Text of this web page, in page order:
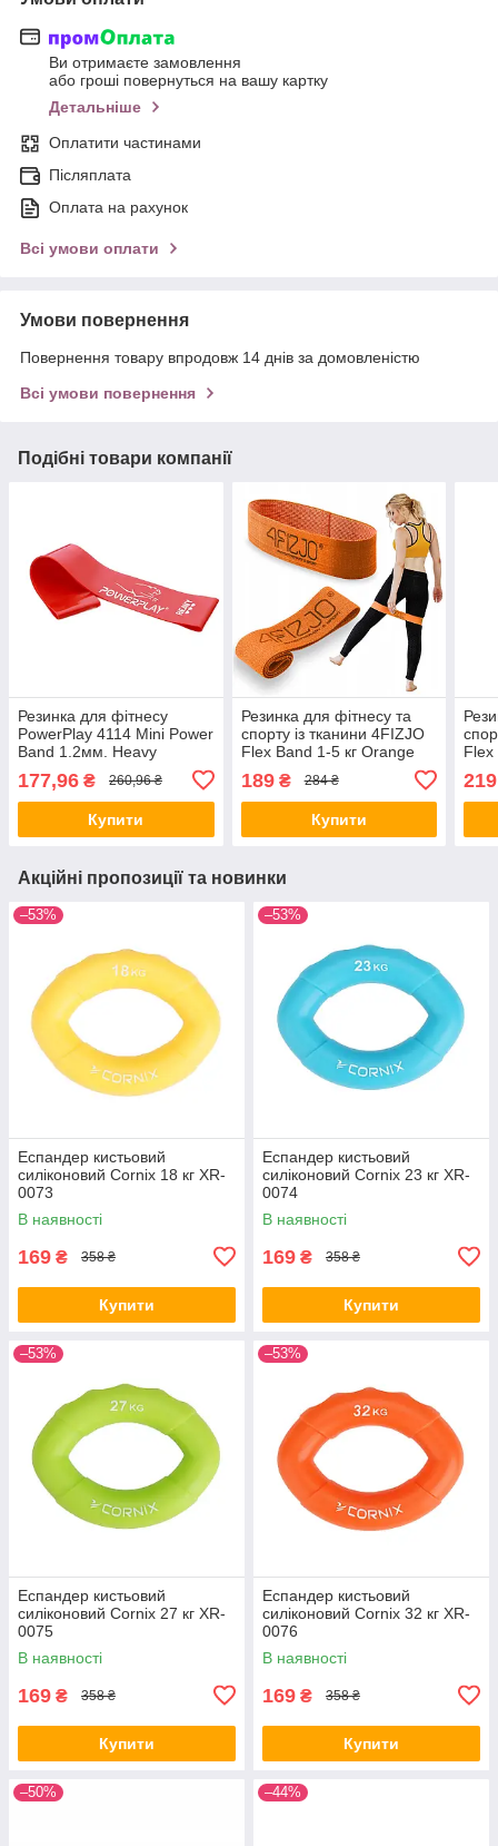
Ви отримаєте замовлення
або гроші повернуться на вашу картку
Детальніше
Оплатити частинами
Післяплата
Оплата на рахунок
Всі умови оплати
Умови повернення
Повернення товару впродовж 14 днів за домовленістю
Всі умови повернення
Подібні товари компанії
Резинка для фітнесу
PowerPlay 4114 Mini Power
Band 1.2мм. Heavy
177,96 ₴ 260,96 ₴
Купити
Резинка для фітнесу та
спорту із тканини 4FIZJO
Flex Band 1-5 кг Orange
189₴ 284 ₴
Купити
Flex
219
Акційні пропозиції та новинки
–53%
Еспандер кистьовий
силіконовий Cornix 18 кг XR-
0073
В наявності
169 ₴ 358 ₴
Купити
–53%
Еспандер кистьовий
силіконовий Cornix 23 кг XR-
0074
В наявності
169 ₴ 358 ₴
Купити
–53%
Еспандер кистьовий
силіконовий Cornix 27 кг XR-
0075
В наявності
169 ₴ 358 ₴
Купити
–53%
Еспандер кистьовий
силіконовий Cornix 32 кг XR-
0076
В наявності
169 ₴ 358 ₴
Купити
–50% –44%